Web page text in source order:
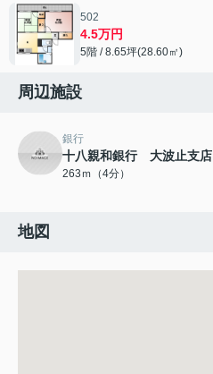
502
4.5万円
5階 / 8.65坪(28.60㎡)
周辺施設
銀行
十八親和銀行 大波止支店
263ｍ（4分）
地図